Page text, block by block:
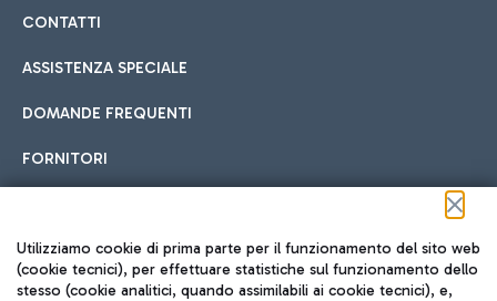
CONTATTI
ASSISTENZA SPECIALE
DOMANDE FREQUENTI
FORNITORI
Seguici sui social
Utilizziamo cookie di prima parte per il funzionamento del sito web
(cookie tecnici), per effettuare statistiche sul funzionamento dello
stesso (cookie analitici, quando assimilabili ai cookie tecnici), e,